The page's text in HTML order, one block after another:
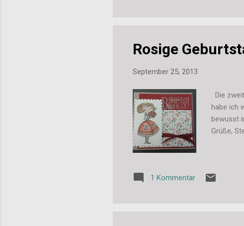
Rosige
September 25, 2013
Die
habe ich
bewusst
Grüße,
1 Kommentar